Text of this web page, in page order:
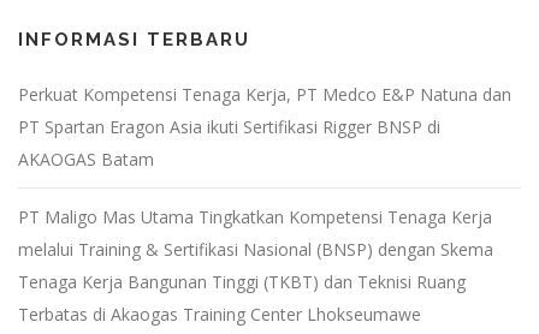
INFORMASI TERBARU
Perkuat Kompetensi Tenaga Kerja, PT Medco E&P Natuna dan
PT Spartan Eragon Asia ikuti Sertifikasi Rigger BNSP di
AKAOGAS Batam
PT Maligo Mas Utama Tingkatkan Kompetensi Tenaga Kerja
melalui Training & Sertifikasi Nasional (BNSP) dengan Skema
Tenaga Kerja Bangunan Tinggi (TKBT) dan Teknisi Ruang
Terbatas di Akaogas Training Center Lhokseumawe